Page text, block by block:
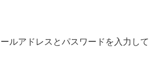
ルアドレスとパスワードを入力して